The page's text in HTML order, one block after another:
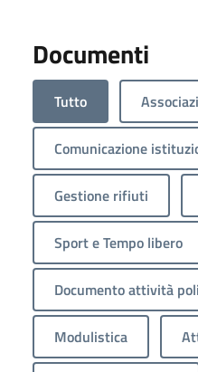
Documenti
Tutto
Comunicazione
Gestione rifiuti
Sport e Tempo libero
Documento attività
Modulistica